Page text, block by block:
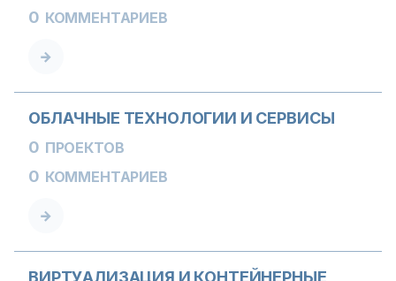
0 КОММЕНТАРИЕВ
ОБЛАЧНЫЕ ТЕХНОЛОГИИ И СЕРВИСЫ
0 ПРОЕКТОВ
0 КОММЕНТАРИЕВ
ВИРТУАЛИЗАЦИЯ И КОНТЕЙНЕРНЫЕ